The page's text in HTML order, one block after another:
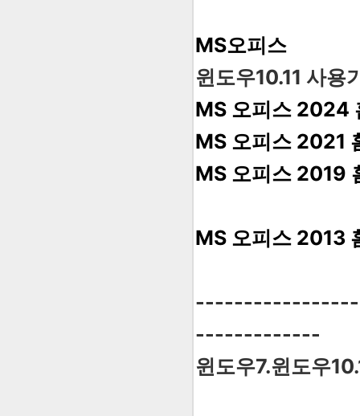
MS오피스
윈도우10.11 사용
MS 오피스 2024
MS 오피스 2021
MS 오피스 2019
MS 오피스 2013
-------------
윈도우7.윈도우